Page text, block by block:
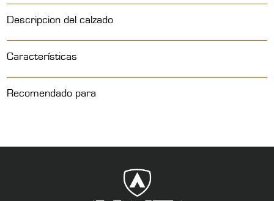
Descripcion del calzado
Características
Tallas Disponibles 22 – 32
Puntera de Protección (PP)
Recomendado para
montañosa y volcánica, áreas de mantenimiento, entre otros.